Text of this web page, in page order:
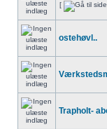
[
ostehøvl..
Trapholt-